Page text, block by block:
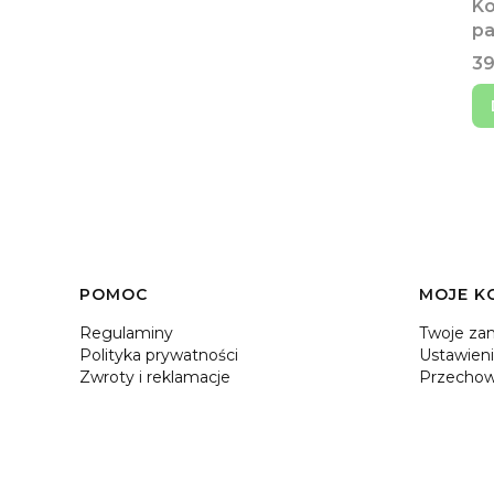
Linki w stopce
POMOC
Regulaminy
Polityka prywatności
Zwroty i reklamacje
MOJE
Twoje